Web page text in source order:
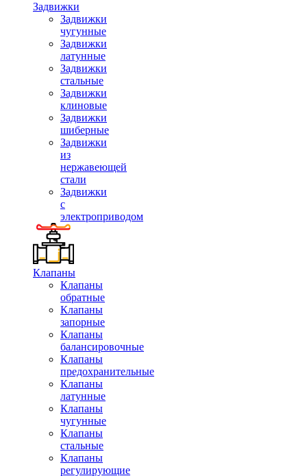
Задвижки
Задвижки
чугунные
Задвижки
латунные
Задвижки
стальные
Задвижки
клиновые
Задвижки
шиберные
Задвижки
из
нержавеющей
стали
Задвижки
с
электроприводом
Клапаны
Клапаны
обратные
Клапаны
запорные
Клапаны
балансировочные
Клапаны
предохранительные
Клапаны
латунные
Клапаны
чугунные
Клапаны
стальные
Клапаны
регулирующие